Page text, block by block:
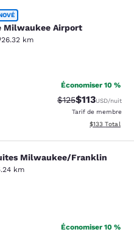
Airport
Milwaukee Airport
26.32 km
220 commentaires
Économiser 10 %
Tarif barré :
$125Tarif réduit :
$113USD/nuit
Tarif de membre
Afficher les
$133 Total
Milwaukee/
Milwaukee/Franklin
km
268 commentaires
Économiser 10 %